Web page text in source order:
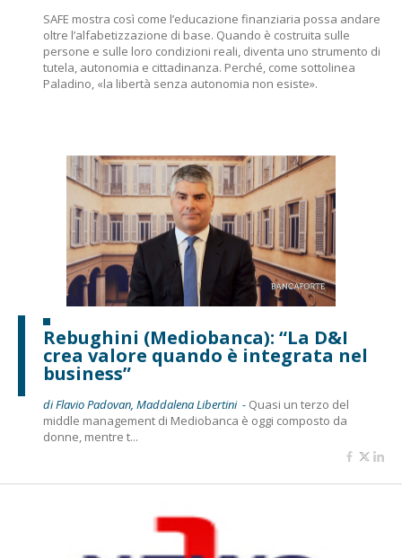
SAFE mostra così come l’educazione finanziaria possa andare
oltre l’alfabetizzazione di base. Quando è costruita sulle
persone e sulle loro condizioni reali, diventa uno strumento di
tutela, autonomia e cittadinanza. Perché, come sottolinea
Paladino, «la libertà senza autonomia non esiste».
Rebughini (Mediobanca): “La D&I
crea valore quando è integrata nel
business”
di Flavio Padovan, Maddalena Libertini - Quasi un terzo del
middle management di Mediobanca è oggi composto da
donne, mentre t...